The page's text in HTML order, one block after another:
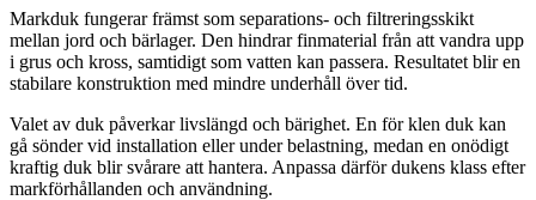
Markduk fungerar främst som separations- och filtreringsskikt
mellan jord och bärlager. Den hindrar finmaterial från att vandra upp
i grus och kross, samtidigt som vatten kan passera. Resultatet blir en
stabilare konstruktion med mindre underhåll över tid.
Valet av duk påverkar livslängd och bärighet. En för klen duk kan
gå sönder vid installation eller under belastning, medan en onödigt
kraftig duk blir svårare att hantera. Anpassa därför dukens klass efter
markförhållanden och användning.